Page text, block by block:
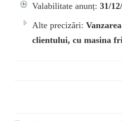
Valabilitate anunț: 31/
Alte precizări:
clientului, cu masina